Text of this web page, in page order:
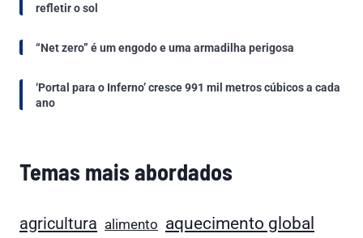
refletir o sol
“Net zero” é um engodo e uma armadilha perigosa
‘Portal para o Inferno’ cresce 991 mil metros cúbicos a cada
ano
Temas mais abordados
agricultura alimento aquecimento global